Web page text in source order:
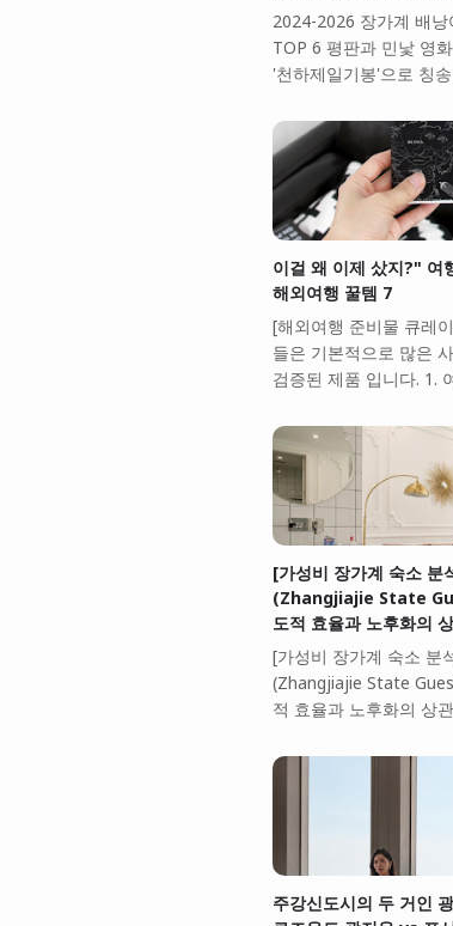
2024-2026 장가계 배
TOP 6 평판과 민낯 영
'천하제일기봉'으로 칭
이걸 왜 이제 샀지?" 여
해외여행 꿀템 7
[해외여행 준비물 큐레
들은 기본적으로 많은
검증된 제품 입니다. 1.
[가성비 장가계 숙소 분
(Zhangjiajie State
도적 효율과 노후화의
[가성비 장가계 숙소 분
(Zhangjiajie State
적 효율과 노후화의 상
주강신도시의 두 거인